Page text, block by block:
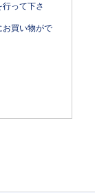
って下さ
お買い物がで